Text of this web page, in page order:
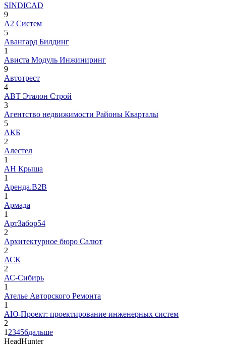
SINDICAD
9
А2 Систем
5
Авангард Билдинг
1
Ависта Модуль Инжиниринг
9
Автотрест
4
АВТ Эталон Строй
3
​Агентство недвижимости Районы Кварталы
5
АКБ
2
Алестел
1
АН Крыша
1
Аренда.В2В
1
Армада
1
АртЗабор54
2
Архитектурное бюро Салют
2
АСК
2
АС-Сибирь
1
Ателье Авторского Ремонта
1
АЮ-Проект: проектирование инженерных систем
2
1 23456дальше
HeadHunter